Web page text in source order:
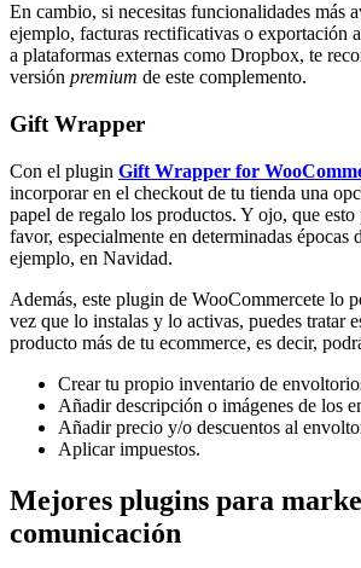
En cambio, si necesitas funcionalidades más
ejemplo, facturas rectificativas o exportación
a plataformas externas como Dropbox, te
versión premium de este complemento.
Gift Wrapper
Con el plugin Gift Wrapper for
incorporar en el checkout de tu tienda una
papel de regalo los productos. Y ojo, que
favor, especialmente en determinadas épocas
ejemplo, en Navidad.
Además, este plugin de WooCommercete lo
vez que lo instalas y lo activas, puedes tratar
producto más de tu ecommerce, es decir,
Crear tu propio inventario de
Añadir descripción o imágenes de los
Añadir precio y/o descuentos al
Aplicar impuestos.
Mejores plugins para
comunicación